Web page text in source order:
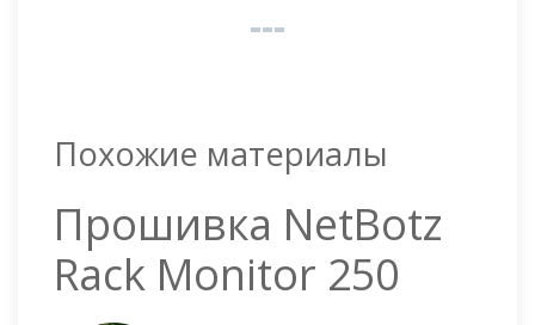
Похожие материалы
Прошивка NetBotz
Rack Monitor 250